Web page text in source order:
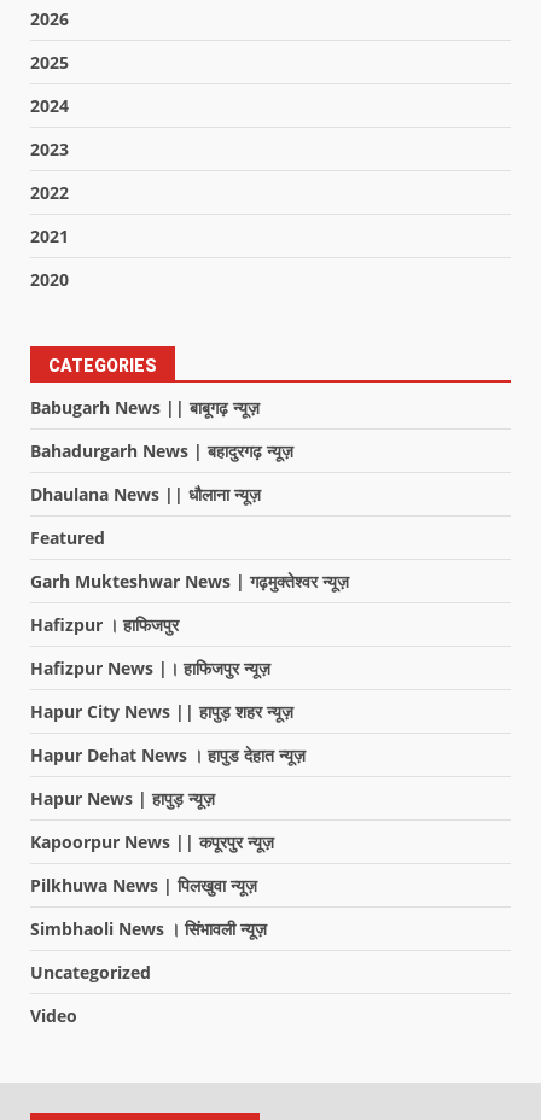
2026
2025
2024
2023
2022
2021
2020
CATEGORIES
Babugarh News || बाबूगढ़ न्यूज़
Bahadurgarh News | बहादुरगढ़ न्यूज़
Dhaulana News || धौलाना न्यूज़
Featured
Garh Mukteshwar News | गढ़मुक्तेश्वर न्यूज़
Hafizpur । हाफिजपुर
Hafizpur News |। हाफिजपुर न्यूज़
Hapur City News || हापुड़ शहर न्यूज़
Hapur Dehat News । हापुड देहात न्यूज़
Hapur News | हापुड़ न्यूज़
Kapoorpur News || कपूरपुर न्यूज़
Pilkhuwa News | पिलखुवा न्यूज़
Simbhaoli News । सिंभावली न्यूज़
Uncategorized
Video